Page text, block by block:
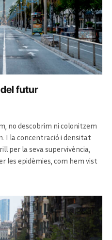
futur
no descobrim ni colonitzem
I la concentració i densitat
per la seva supervivència,
les epidèmies, com hem vist